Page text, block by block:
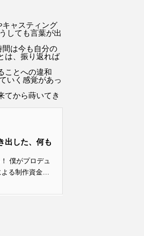
ト・ブランシェット
ェニファー・アニストン
クイン ジョニー・デップ
ソン
・ポッター
ャスティング
しても言葉が出
は今も自分の
は、振り返れば
ことへの違和
いく感覚があっ
てから蒔いてき
出した、何も
僕がプロデュ
る制作資金の